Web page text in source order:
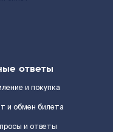
ответы
и покупка
и обмен билета
и ответы